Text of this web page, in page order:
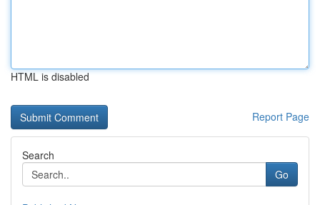
HTML is disabled
Report Page
Search
Go